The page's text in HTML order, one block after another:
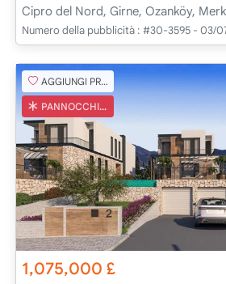
Cipro del Nord, Girne, Ozanköy,
Numero della pubblicità : #30-3595 - 03/
AGGIUNGI PREFERITO
PANNOCCHIA TURCA
1,075,000£